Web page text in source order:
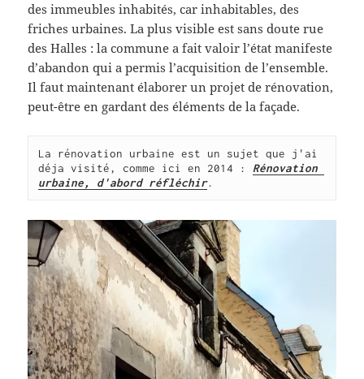
des immeubles inhabités, car inhabitables, des
friches urbaines. La plus visible est sans doute rue
des Halles : la commune a fait valoir l’état manifeste
d’abandon qui a permis l’acquisition de l’ensemble.
Il faut maintenant élaborer un projet de rénovation,
peut-être en gardant des éléments de la façade.
La rénovation urbaine est un sujet que j'ai
déja visité, comme ici en 2014 : Rénovation
urbaine, d'abord réfléchir.